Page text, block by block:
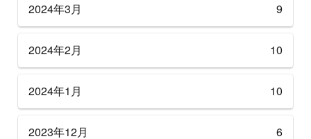
2024年3月 9
2024年2月 10
2024年1月 10
2023年12月 6